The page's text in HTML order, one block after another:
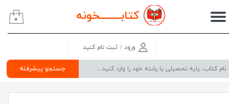
کتابــــــــخونه
جستجو پیشرفته
ورود / ثبت نام کنید
حساب کاربری من
سفارشات
خروج از حساب کاربری
۰